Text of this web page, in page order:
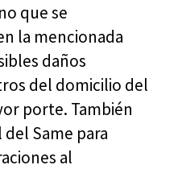
que se
la mencionada
daños
del domicilio del
porte. También
Same para
al